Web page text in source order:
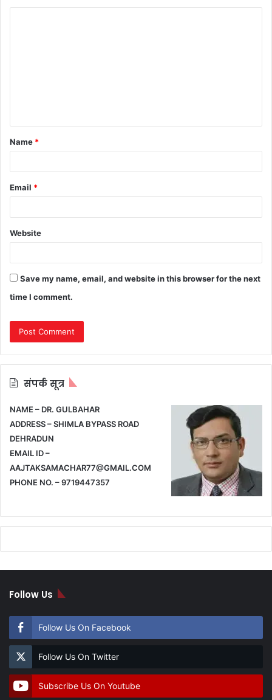
t
*
Name *
Email *
Website
Save my name, email, and website in this browser for the next
time I comment.
संपर्क सूत्र
NAME – DR. GULBAHAR
ADDRESS – SHIMLA BYPASS ROAD
DEHRADUN
EMAIL ID –
AAJTAKSAMACHAR77@GMAIL.COM
PHONE NO. – 9719447357
Follow Us
Follow Us On Facebook
Follow Us On Twitter
Subscribe Us On Youtube